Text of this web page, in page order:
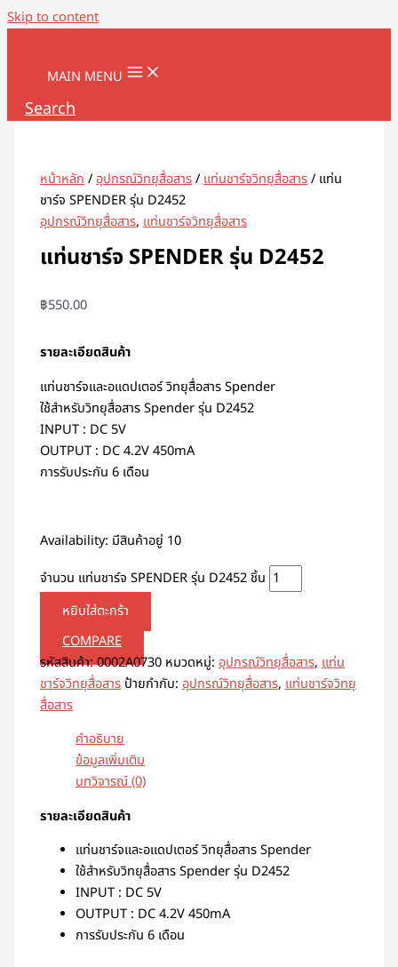
Skip to content
MAIN MENU
Search
หน้าหลัก/อุปกรณ์วิทยุสื่อสาร/แท่นชาร์จวิทยุสื่อสาร/ แท่น
ชาร์จ SPENDER รุ่น D2452
อุปกรณ์วิทยุสื่อสาร,แท่นชาร์จวิทยุสื่อสาร
แท่นชาร์จ SPENDER รุ่น D2452
฿550.00
รายละเอียดสินค้า
แท่นชาร์จและอแดปเตอร์ วิทยุสื่อสาร Spender
ใช้สำหรับวิทยุสื่อสาร Spender รุ่น D2452
INPUT : DC 5V
OUTPUT : DC 4.2V 450mA
การรับประกัน 6 เดือน
Availability: มีสินค้าอยู่ 10
จำนวน แท่นชาร์จ SPENDER รุ่น D2452 ชิ้น
หยิบใส่ตะกร้า
COMPARE
รหัสสินค้า:0002A0730 หมวดหมู่:อุปกรณ์วิทยุสื่อสาร,แท่น
ชาร์จวิทยุสื่อสาร ป้ายกำกับ:อุปกรณ์วิทยุสื่อสาร,แท่นชาร์จวิทยุ
สื่อสาร
คำอธิบาย
ข้อมูลเพิ่มเติม
บทวิจารณ์ (0)
รายละเอียดสินค้า
แท่นชาร์จและอแดปเตอร์ วิทยุสื่อสาร Spender
ใช้สำหรับวิทยุสื่อสาร Spender รุ่น D2452
INPUT : DC 5V
OUTPUT : DC 4.2V 450mA
การรับประกัน 6 เดือน